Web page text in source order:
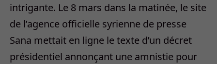
intrigante. Le 8 mars dans la matinée, le site
de l’agence officielle syrienne de presse
Sana mettait en ligne le texte d’un décret
présidentiel annonçant une amnistie pour